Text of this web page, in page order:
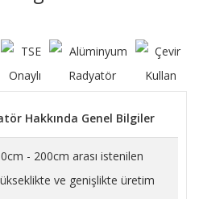
Hakkında Genel Bilgiler
- 200cm arası istenilen
ve genişlikte üretim